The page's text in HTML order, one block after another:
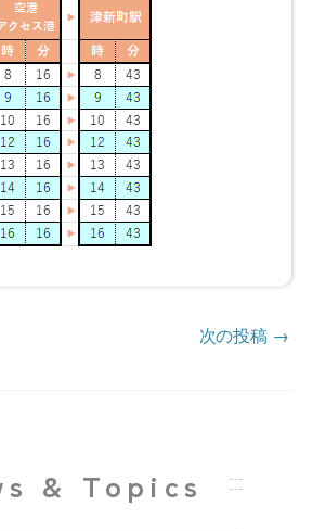
次の投稿 →
& Topics